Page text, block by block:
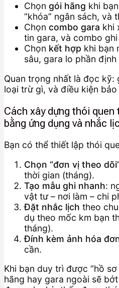
Chọn gói hãng khi
“khóa” ngân sách, và
Chọn combo gara khi
tin gara, và combo
Chọn kết hợp khi bạn
sâu, gara lo phần định
Quan trọng nhất là đọc
loại trừ gì, và điều kiện
Cách xây dựng thói
bằng ứng dụng và nhắc
Bạn có thể thiết lập thói
Chọn “đơn vị theo
thời gian (tháng).
Tạo mẫu ghi nhanh:
vật tư – nơi làm – chi
Đặt nhắc lịch theo
dụ theo mốc km bạn
tháng).
Đính kèm ảnh hóa
cần.
Khi bạn duy trì được “hồ
hãng hay gara ngoài sẽ